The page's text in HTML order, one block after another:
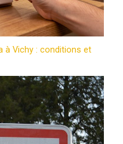
à Vichy : conditions et